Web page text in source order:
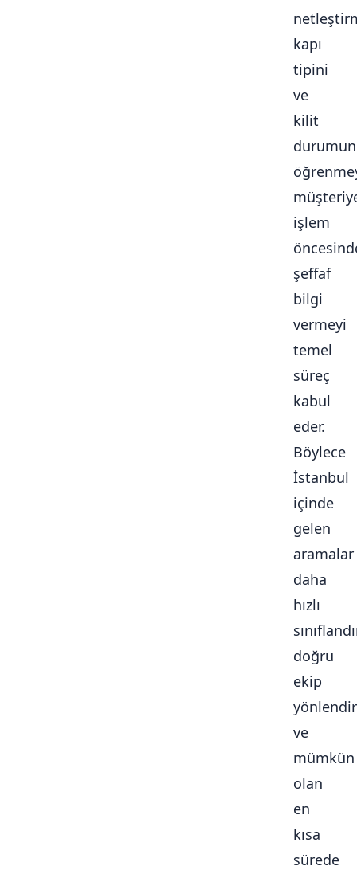
kapı
tipini
ve
kilit
işlem
şeffaf
bilgi
vermeyi
temel
süreç
kabul
eder.
Böylece
İstanbul
içinde
gelen
aramalar
daha
hızlı
doğru
ekip
ve
mümkün
olan
en
kısa
sürede